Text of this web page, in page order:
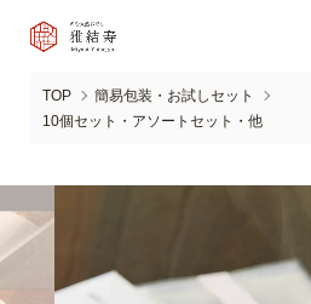
TOP
簡易包装・お試しセット
10個セット・アソートセット・他